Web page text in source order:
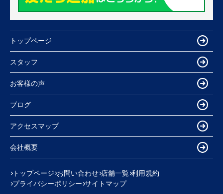
トップページ
スタッフ
お客様の声
ブログ
アクセスマップ
会社概要
トップページ お問い合わせ 店舗一覧 利用規約
プライバシーポリシー サイトマップ